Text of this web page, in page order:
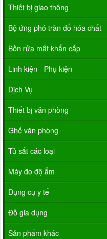
Thiết bị giao thông
Bộ ứng phó tràn đổ hóa chất
Bồn rửa mắt khẩn cấp
Linh kiện - Phụ kiện
Dịch Vụ
Thiết bị văn phòng
Ghế văn phòng
Tủ sắt các loại
Máy đo độ ẩm
Dụng cụ y tế
Đồ gia dụng
Sản phẩm khác